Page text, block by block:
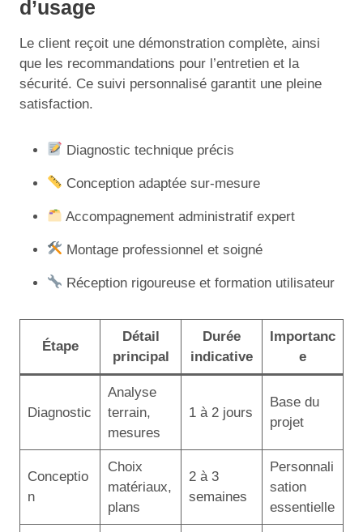
d’usage
Le client reçoit une démonstration complète, ainsi
que les recommandations pour l’entretien et la
sécurité. Ce suivi personnalisé garantit une pleine
satisfaction.
Diagnostic technique précis
Conception adaptée sur-mesure
Accompagnement administratif expert
Montage professionnel et soigné
Réception rigoureuse et formation utilisateur
Étape
Détail
principal
Durée
indicative
Importanc
e
Diagnostic
Analyse
terrain,
mesures
1 à 2 jours
Base du
projet
Conceptio
n
Choix
matériaux,
plans
2 à 3
semaines
Personnali
sation
essentielle